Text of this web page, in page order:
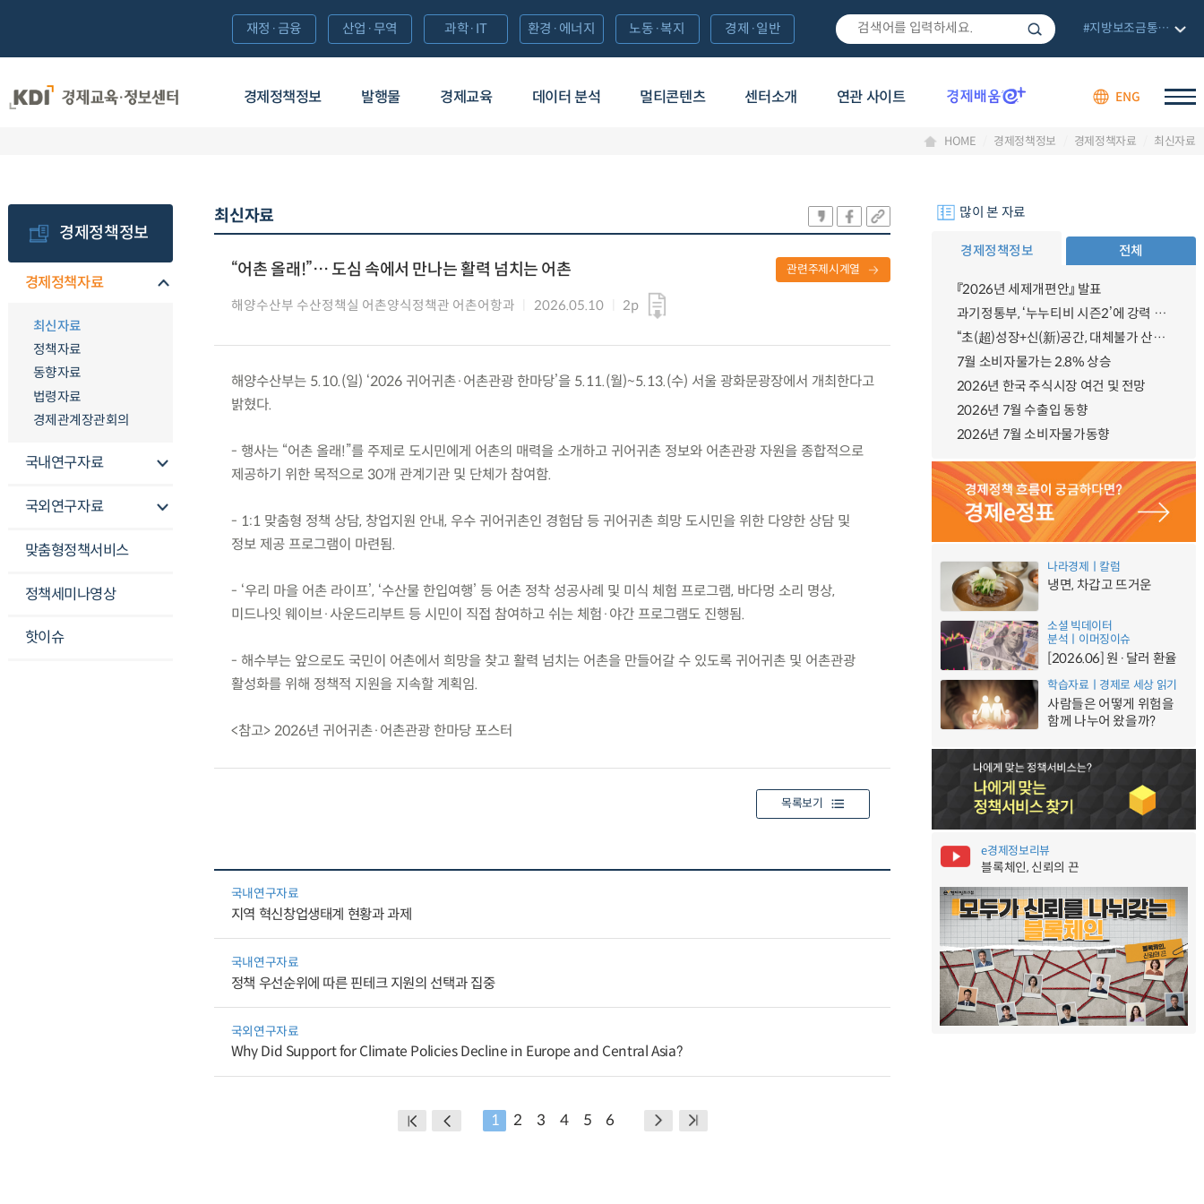
경제정책정보 발행물 경제교육 데이터 분석 멀티콘텐츠 센터소개 연관 사이트 ENG
재정·금융 산업·무역 과학·IT 환경·에너지 노동·복지 경제·일반 #지방보조금통합관리망
HOME 경제정책정보 경제정책자료 최신자료
경제정책정보
경제정책자료
최신자료
정책자료
동향자료
법령자료
경제관계장관회의
국내연구자료
국외연구자료
맞춤형정책서비스
정책세미나영상
핫이슈
최신자료
“어촌 올래!”… 도심 속에서 만나는 활력 넘치는 어촌
해양수산부 수산정책실 어촌양식정책관 어촌어항과 2026.05.10 2p
관련주제시계열
해양수산부는 5.10.(일) ‘2026 귀어귀촌·어촌관광 한마당’을 5.11.(월)~5.13.(수) 서울 광화문광장에서 개최한다고
밝혔다.
- 행사는 “어촌 올래!”를 주제로 도시민에게 어촌의 매력을 소개하고 귀어귀촌 정보와 어촌관광 자원을 종합적으로
제공하기 위한 목적으로 30개 관계기관 및 단체가 참여함.
- 1:1 맞춤형 정책 상담, 창업지원 안내, 우수 귀어귀촌인 경험담 등 귀어귀촌 희망 도시민을 위한 다양한 상담 및
정보 제공 프로그램이 마련됨.
- ‘우리 마을 어촌 라이프’, ‘수산물 한입여행’ 등 어촌 정착 성공사례 및 미식 체험 프로그램, 바다멍 소리 명상,
미드나잇 웨이브·사운드리부트 등 시민이 직접 참여하고 쉬는 체험·야간 프로그램도 진행됨.
- 해수부는 앞으로도 국민이 어촌에서 희망을 찾고 활력 넘치는 어촌을 만들어갈 수 있도록 귀어귀촌 및 어촌관광
활성화를 위해 정책적 지원을 지속할 계획임.
<참고> 2026년 귀어귀촌·어촌관광 한마당 포스터
목록보기
국내연구자료
지역 혁신창업생태계 현황과 과제
국내연구자료
정책 우선순위에 따른 핀테크 지원의 선택과 집중
국외연구자료
Why Did Support for Climate Policies Decline in Europe and Central Asia?
1 2 3 4 5 6
많이 본 자료
경제정책정보 전체
『2026년 세제개편안』 발표
과기정통부, ‘누누티비 시즌2’에 강력 대응 의지 밝혀
“초(超)성장+신(新)공간, 대체불가 산업강국”
7월 소비자물가는 2.8% 상승
2026년 한국 주식시장 여건 및 전망
2026년 7월 수출입 동향
2026년 7월 소비자물가동향
나라경제ㅣ칼럼
냉면, 차갑고 뜨거운
소셜 빅데이터
분석ㅣ이머징이슈
[2026.06] 원·달러 환율
학습자료ㅣ경제로 세상 읽기
사람들은 어떻게 위험을
함께 나누어 왔을까?
e경제정보리뷰
블록체인, 신뢰의 끈